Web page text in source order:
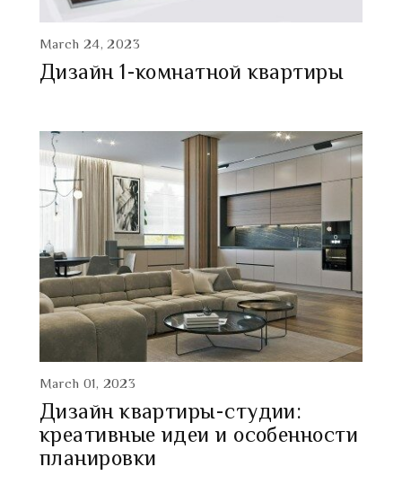
March 24, 2023
Дизайн 1-комнатной квартиры
March 01, 2023
Дизайн квартиры-студии:
креативные идеи и особенности
планировки